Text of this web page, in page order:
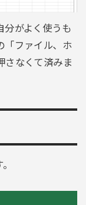
分がよく使うも
「ファイル、ホ
さなくて済みま